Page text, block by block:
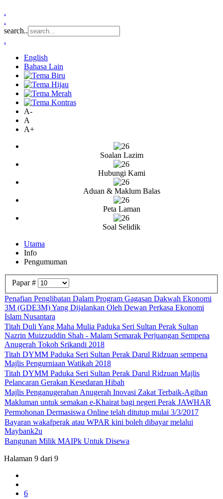
.
.
search..
.
English
Bahasa Lain
A-
A
A+
Soalan Lazim
Hubungi Kami
Aduan & Maklum Balas
Peta Laman
Soal Selidik
Utama
Info
Pengumuman
Papar #
Penafian Penglibatan Dalam Program Gagasan Dakwah Ekonomi
3M (GDE3M) Yang Dijalankan Oleh Dewan Perkasa Ekonomi
Islam Nusantara
Titah Duli Yang Maha Mulia Paduka Seri Sultan Perak Sultan
Nazrin Muizzuddin Shah - Malam Semarak Perjuangan Sempena
Anugerah Tokoh Srikandi 2018
Titah DYMM Paduka Seri Sultan Perak Darul Ridzuan sempena
Majlis Pengurniaan Watikah 2018
Titah DYMM Paduka Seri Sultan Perak Darul Ridzuan Majlis
Pelancaran Gerakan Kesedaran Hibah
Majlis Penganugerahan Anugerah Inovasi Zakat Terbaik-Agihan
Makluman untuk semakan e-Khairat bagi negeri Perak JAWHAR
Permohonan Dermasiswa Online telah ditutup mulai 3/3/2017
Bayaran wakafperak atau WPAR kini boleh dibayar melalui
Maybank2u
Bangunan Milik MAIPk Untuk Disewa
Halaman 9 dari 9
6